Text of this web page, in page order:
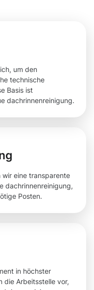
um den
technische
Basis ist
dachrinnenreinigung.
eine transparente
dachrinnenreinigung,
Posten.
in höchster
die Arbeitsstelle vor,